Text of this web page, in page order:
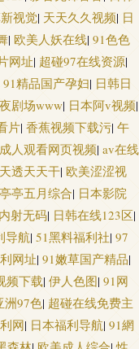
视觉| 天天久久视频| 日
| 欧美人妖在线| 91色色
网址| 超碰97在线资源|
91精品国产孕妇| 日韩日
剧场www| 日本阿v视频|
片| 香蕉视频下载污| 午
成人观看网页视频| av在线
透天天干| 欧美涩涩视
亭亭五月综合| 日本影院
射无码| 日韩在线123区|
导航| 51黑料福利社| 97
网址| 91嫩草国产精品|
频下载| 伊人色图| 91网
洲97色| 超碰在线免费主
网| 日本福利导航| 91網